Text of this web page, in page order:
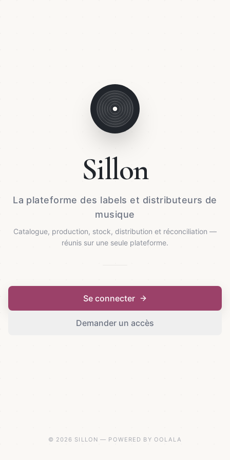
Sillon
La plateforme des labels et distributeurs de
musique
Catalogue, production, stock, distribution et réconciliation —
réunis sur une seule plateforme.
Se connecter
Demander un accès
© 2026 SILLON — POWERED BY OOLALA